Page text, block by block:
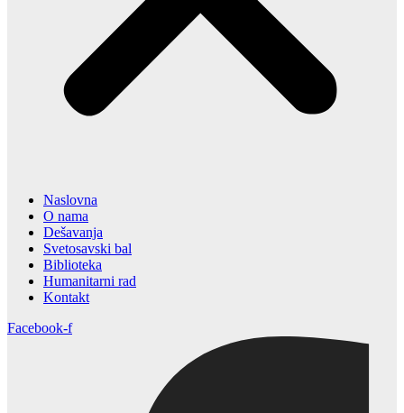
Naslovna
O nama
Dešavanja
Svetosavski bal
Biblioteka
Humanitarni rad
Kontakt
Facebook-f